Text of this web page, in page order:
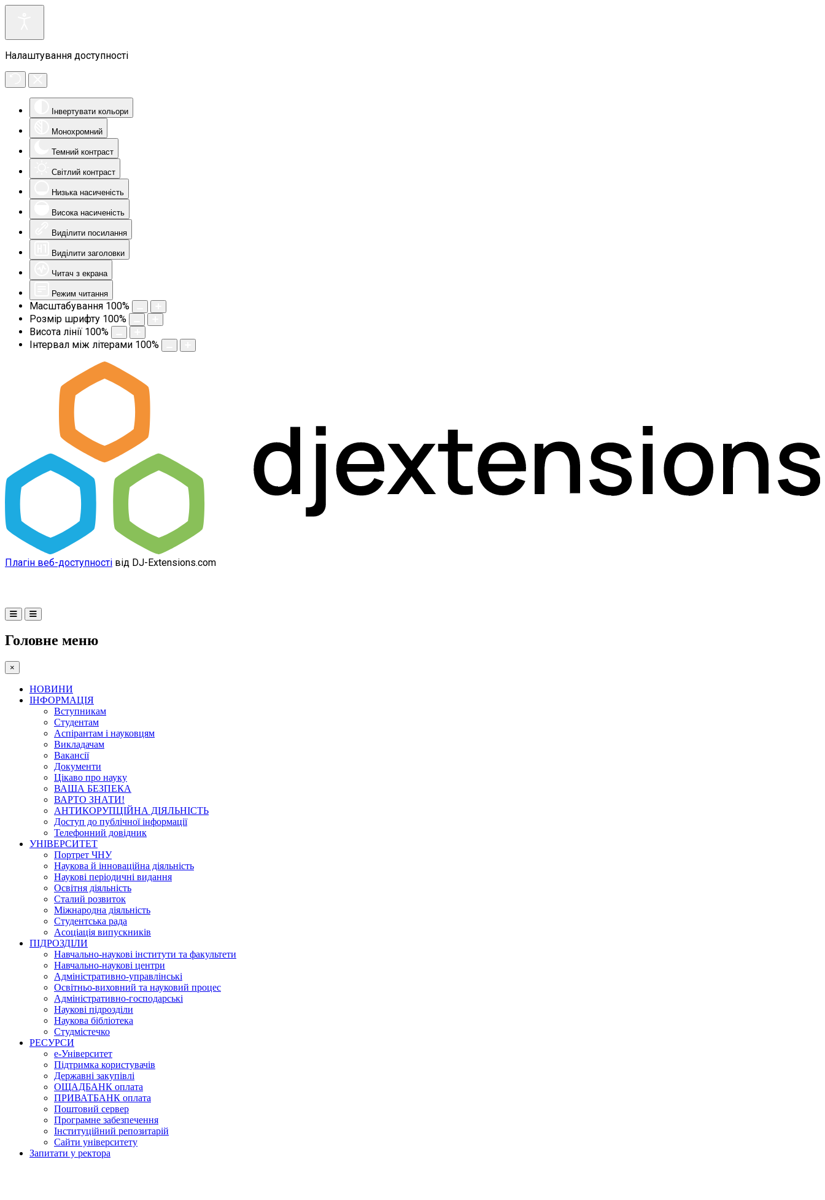
Налаштування доступності
Інвертувати кольори
Монохромний
Темний контраст
Світлий контраст
Низька насиченість
Висока насиченість
Виділити посилання
Виділити заголовки
Читач з екрана
Режим читання
Масштабування 100%
Розмір шрифту 100%
Висота лінії 100%
Інтервал між літерами 100%
Плагін веб-доступності від DJ-Extensions.com
Головне меню
×
НОВИНИ
ІНФОРМАЦІЯ
Вступникам
Студентам
Аспірантам і науковцям
Викладачам
Вакансії
Документи
Цікаво про науку
ВАША БЕЗПЕКА
ВАРТО ЗНАТИ!
АНТИКОРУПЦІЙНА ДІЯЛЬНІСТЬ
Доступ до публічної інформації
Телефонний довідник
УНІВЕРСИТЕТ
Портрет ЧНУ
Наукова й інноваційна діяльність
Наукові періодичні видання
Освітня діяльність
Сталий розвиток
Міжнародна діяльність
Студентська рада
Асоціація випускників
ПІДРОЗДІЛИ
Навчально-наукові інститути та факультети
Навчально-наукові центри
Адміністративно-управлінські
Освітньо-виховний та науковий процес
Адміністративно-господарські
Наукові підрозділи
Наукова бібліотека
Студмістечко
РЕСУРСИ
е-Університет
Підтримка користувачів
Державні закупівлі
ОЩАДБАНК оплата
ПРИВАТБАНК оплата
Поштовий сервер
Програмне забезпечення
Інституційний репозитарій
Сайти університету
Запитати у ректора